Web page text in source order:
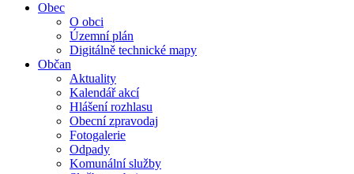
Obec
O obci
Územní plán
Digitálně technické mapy
Občan
Aktuality
Kalendář akcí
Hlášení rozhlasu
Obecní zpravodaj
Fotogalerie
Odpady
Komunální služby